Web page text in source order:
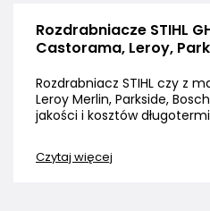
Rozdrabniacze STIHL
Castorama, Leroy,
Rozdrabniacz STIHL czy z
Leroy Merlin, Parkside,
jakości i kosztów
Czytaj więcej